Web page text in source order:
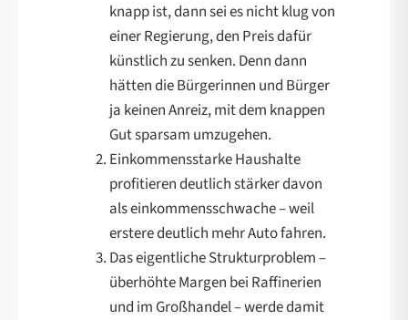
knapp ist, dann sei es nicht klug von
einer Regierung, den Preis dafür
künstlich zu senken. Denn dann
hätten die Bürgerinnen und Bürger
ja keinen Anreiz, mit dem knappen
Gut sparsam umzugehen.
Einkommensstarke Haushalte
profitieren deutlich stärker davon
als einkommensschwache – weil
erstere deutlich mehr Auto fahren.
Das eigentliche Strukturproblem –
überhöhte Margen bei Raffinerien
und im Großhandel – werde damit